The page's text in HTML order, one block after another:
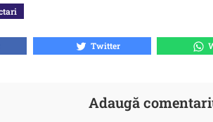
Twitter
Adaugă